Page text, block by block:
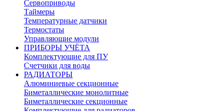
Сервоприводы
Таймеры
Температурные датчики
Термостаты
Управляющие модули
ПРИБОРЫ УЧЁТА
Комплектующие для ПУ
Счетчики для воды
РАДИАТОРЫ
Алюминиевые секционные
Биметаллические монолитные
Биметаллические секционные